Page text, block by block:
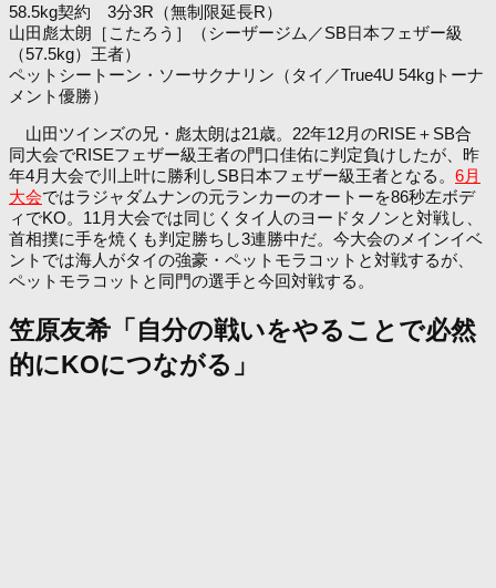
58.5kg契約 3分3R（無制限延長R）
山田彪太朗［こたろう］（シーザージム／SB日本フェザー級
（57.5kg）王者）
ペットシートーン・ソーサクナリン（タイ／True4U 54kgトーナ
メント優勝）
山田ツインズの兄・彪太朗は21歳。22年12月のRISE＋SB合
同大会でRISEフェザー級王者の門口佳佑に判定負けしたが、昨
年4月大会で川上叶に勝利しSB日本フェザー級王者となる。 6月
大会ではラジャダムナンの元ランカーのオートーを86秒左ボデ
ィでKO。11月大会では同じくタイ人のヨードタノンと対戦し、
首相撲に手を焼くも判定勝ちし3連勝中だ。今大会のメインイベ
ントでは海人がタイの強豪・ペットモラコットと対戦するが、
ペットモラコットと同門の選手と今回対戦する。
笠原友希「自分の戦いをやることで必然
的にKOにつながる」